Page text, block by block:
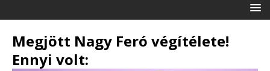
Megjött Nagy Feró végítélete!
Ennyi volt: